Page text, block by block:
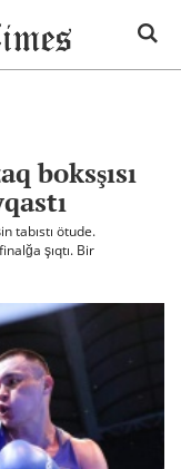
boksşısı
tabıstı ötude.
şıqtı. Bir